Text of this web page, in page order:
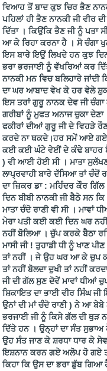
ਵਿਆਹ ਤੋਂ ਬਾਦ ਕੁਝ ਚਿਰ ਭੈਣ
ਪਹਿਲਾਂ ਹੀ ਭੈਣ ਨਾਨਕੀ ਜੀ ਵੀਰ
ਦਿੱਤਾ । ਕਿਉਂਕਿ ਭੈਣ ਜੀ ਨੂੰ ਪਤਾ
ਆ ਕੇ ਰਿਹਾ ਕਰਨਾ ਹੈ । ਸੋ ਚੰਗਾ
ਇਸ ਬਾਰੇ ਇਉਂ ਲਿਖਦੇ ਹਨ ਕੁਝ
ਭਰਾ ਭਰਜਾਈ ਨੂੰ ਵੱਖਰਿਆਂ ਕਰ
ਨਾਨਕੀ ਮਨ ਵਿਚ ਬਲਿਹਾਰੇ
ਦਾ ਘਰ ਆਬਾਦ ਵੇਖ ਕੇ ਹਰ ਵੇਲੇ
ਇਸ ਤਰਾਂ ਗੁਰੂ ਨਾਨਕ ਦੇਵ ਜੀ ਚੰਗਾ
ਗਰੀਬਾਂ ਨੂੰ ਮੁਫਤ ਅਨਾਜ ਚੁਕਾ ਦੇਣਾ
ਫਕੀਰਾਂ ਦੀਆਂ ਗੁਰੂ ਜੀ ਦੇ ਵਿਹੜੇ
ਕਰਦੇ ਨਾ ਥਕਦੇ।ਹਰ ਸਮੇਂ ਆਏ ਗਏ
ਕਈ ਕਈ ਘੰਟੇ ਵੇਈਂ ਦੇ ਕੰਢੇ ਬਾਹਰ
) ਵੀ ਆਈ ਹੋਈ ਸੀ । ਮਾਤਾ
ਲਾਪ੍ਰਵਾਹੀ ਬਾਰੇ ਦੱਸਿਆ ਤਾਂ ਚੰਦੋਂ
ਦਾ ਜ਼ਿਕਰ ਡਾ : ਮਹਿੰਦਰ ਕੌਰ
ਦਿਨ ਬੀਬੀ ਨਾਨਕੀ ਜੀ ਬੈਠੇ ਸਨ
ਮਾਤਾ ਚੰਦੋ ਰਾਣੀ ਵੀ ਸੀ ।
ਮੇਰਾ ਪਤੀ ਕਈ ਕਈ ਦਿਨ ਘਰ
ਨਹੀਂ ਬੋਲਿਆ । ਚੁੱਪ ਕਰਕੇ ਬੈਠਾ
ਮਾਸੀ ਜੀ ! ਤੁਹਾਡੀ ਧੀ ਨੂੰ ਖਾਣ
ਤਾਂ ਨਹੀਂ । ਜੇ ਉਹ ਘਰ ਆ ਕੇ ਚੁਪ
ਤਾਂ ਨਹੀਂ ਬੋਲਦਾ ਦੁਖੀ ਤਾਂ ਨਹੀਂ
ਜੀ ਦੀ ਗੱਲ ਸੁਣ ਦੋਵੇਂ ਮਾਵਾਂ
ਸ਼ਿਕਾਇਤ ਦਾ ਭਾਈ ਵੀਰ ਸਿੰਘ
ਉਨਾਂ ਦੀ ਮਾਂ ਚੰਦੋ ਰਾਣੀ ) ਨੇ ਆ ਬੇਬੇ
ਭਰਜਾਈ ਜੀ ਨੂੰ ਕਿਸੇ ਗੱਲ ਦੀ ਥੁੜ
ਦਿੱਤੇ ਹਨ । ਉਨ੍ਹਾਂ ਦਾ ਸੰਤ ਸੁਭਾਅ
ਉਹ ਸੰਤ ਜਾਣ ਕੇ ਸ਼ਰਧਾ ਧਾਰ ਕੇ
ਇਸ਼ਨਾਨ ਕਰਨ ਗਏ ਅਲੋਪ ਹੋ ਗਏ
ਕਿਹਾ ਕਿ ਉਸ ਦਾ ਭਰਾ ਡੁੱਬ ਗਿਆ